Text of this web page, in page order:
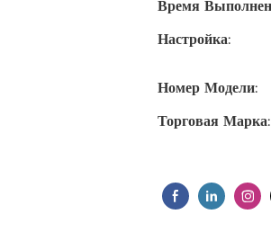
Время
Настройка:
Номер Модели:
Торговая Марка: